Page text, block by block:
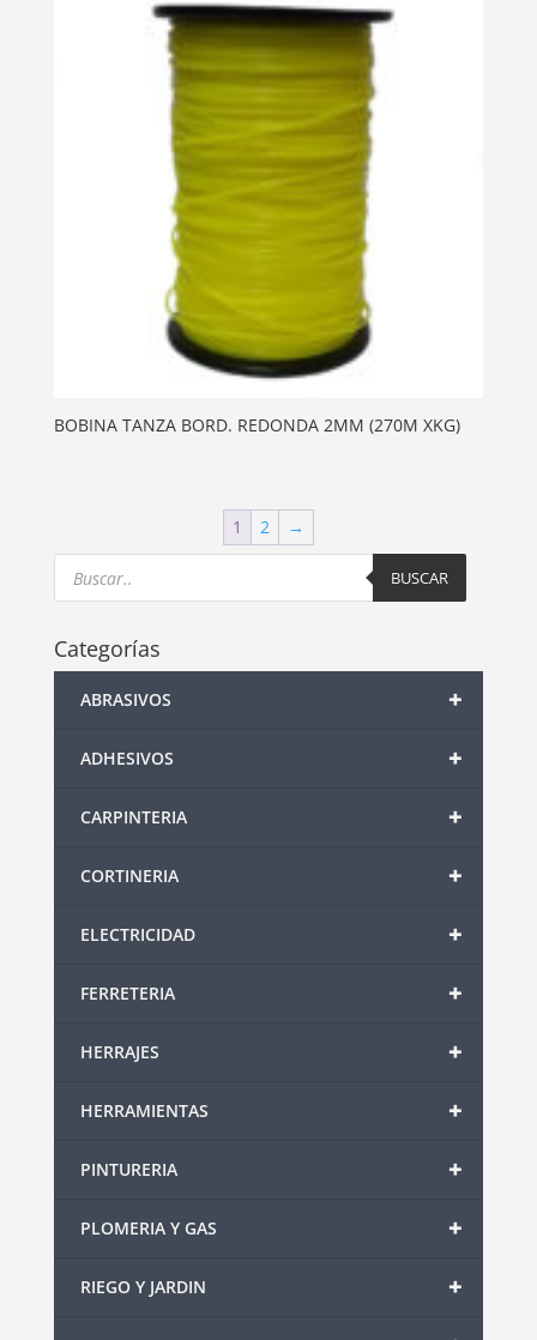
BOBINA TANZA BORD. REDONDA 2MM (270M XKG)
1 2
→
Products
search BUSCAR
Categorías
+
ABRASIVOS
+
ADHESIVOS
+
CARPINTERIA
+
CORTINERIA
+
ELECTRICIDAD
+
FERRETERIA
+
HERRAJES
+
HERRAMIENTAS
+
PINTURERIA
+
PLOMERIA Y GAS
+
RIEGO Y JARDIN